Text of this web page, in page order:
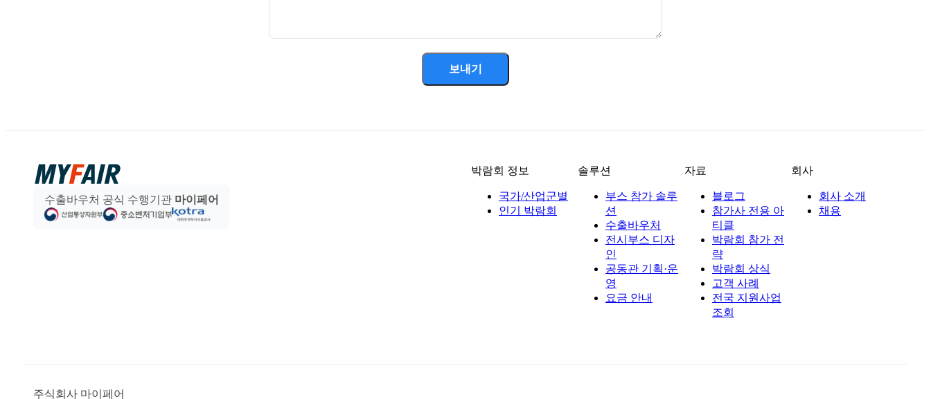
보내기
수출바우처 공식 수행기관 마이페어
박람회 정보
국가/산업군별
인기 박람회
솔루션
부스 참가 솔루
션
수출바우처
전시부스 디자
인
공동관 기획·운
영
요금 안내
자료
블로그
참가사 전용 아
티클
박람회 참가 전
략
박람회 상식
고객 사례
전국 지원사업
조회
회사
회사 소개
채용
주식회사 마이페어